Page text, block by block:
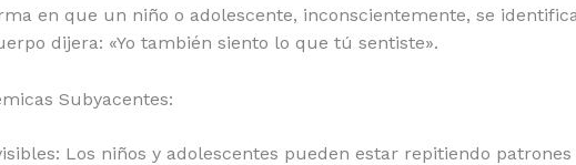
en que un niño o adolescente, inconscientemente, se
dijera: «Yo también siento lo que tú sentiste».
Subyacentes:
Los niños y adolescentes pueden estar repitiendo